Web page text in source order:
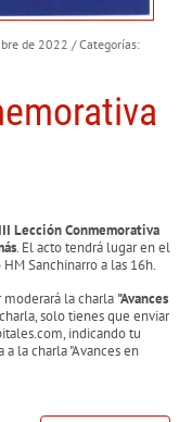
de 2022 / Categorías:
Lección Conmemorativa
. El acto tendrá lugar en el
Sanchinarro a las 16h.
moderará la charla "Avances
solo tienes que enviar
indicando tu
la charla "Avances en